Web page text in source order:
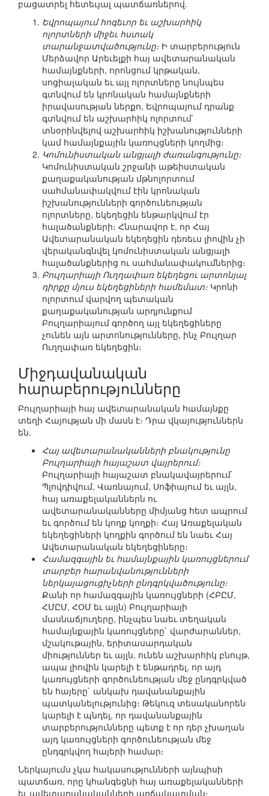
բացատրել հետեւյալ պատճառներով.
Եվրոպայում հոգեւոր եւ աշխարհիկ
ոլորտների միջեւ հստակ
տարանջատվածությունը։ Ի տարբերություն
Մերձավոր Արեւելքի հայ ավետարանական
համայնքների, որոնցում կրթական,
սոցիալական եւ այլ ոլորտները նույնպես
գտնվում են կրոնական համայնքների
իրավասության ներքո, Եվրոպայում դրանք
գտնվում են աշխարհիկ ոլորտում`
տնօրինվելով աշխարհիկ իշխանությունների
կամ համայնքային կառույցների կողմից։
Կոմունիստական անցյալի ժառանգությունը։
Կոմունիստական շրջանի աթեիստական
քաղաքականության մթնոլորտում
սահմանափակվում էին կրոնական
իշխանությունների գործունեության
ոլորտները, եկեղեցին ենթարկվում էր
հալածանքների։ Հնարավոր է, որ Հայ
Ավետարանական եկեղեցին դեռեւս լիովին չի
վերականգնվել կոմունիստական անցյալի
հալածանքներից ու սահմանափակումներից։
Բուլղարիայի Ուղղափառ եկեղեցու արտոնյալ
դիրքը մյուս եկեղեցիների համեմատ։ Կրոնի
ոլորտում վարվող պետական
քաղաքականության արդյունքում
Բուլղարիայում գործող այլ եկեղեցիները
չունեն այն արտոնությունները, ինչ Բուլղար
Ուղղափառ եկեղեցին։
Միջդավանական
հարաբերությունները
Բուլղարիայի հայ ավետարանական համայնքը
տեղի Հայության մի մասն է։ Դրա վկայություններն
են.
Հայ ավետարանականների բնակությունը
Բուլղարիայի հայաշատ վայրերում։
Բուլղարիայի հայաշատ բնակավայրերում`
Պլովդիվում, Վառնայում, Սոֆիայում եւ այլն,
հայ առաքելականներն ու
ավետարանականները միմյանց հետ ապրում
եւ գործում են կողք կողքի։ Հայ Առաքելական
եկեղեցիների կողքին գործում են նաեւ Հայ
Ավետարանական եկեղեցիները։
Համազգային եւ համայնքային կառույցներում
տարբեր հարանվանությունների
ներկայացուցիչների ընդգրկվածությունը։
Քանի որ համազգային կառույցների (ՀԲԸՄ,
ՀՄԸՄ, ՀՕՄ եւ այլն) Բուլղարիայի
մասնաճյուղերը, ինչպես նաեւ տեղական
համայնքային կառույցները` վարժարաններ,
մշակութային, երիտասարդական
միություններ եւ այլն, ունեն աշխարհիկ բնույթ,
ապա լիովին կարելի է ենթադրել, որ այդ
կառույցների գործունեության մեջ ընդգրկված
են հայերը` անկախ դավանանքային
պատկանելությունից։ Թեկուզ տեսականորեն
կարելի է պնդել, որ դավանանքային
տարբերությունները պետք է որ դեր չխաղան
այդ կառույցների գործունեության մեջ
ընդգրկվող հայերի համար։
Ներկայումս չկա հակասությունների այնպիսի
պատճառ, որը կհանգեցնի հայ առաքելականների
եւ ավետարանականների առճակատման։